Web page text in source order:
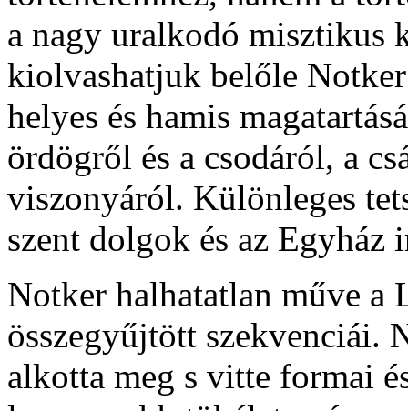
a nagy uralkodó misztikus
kiolvashatjuk belőle
helyes és hamis
ördögről és a csodáról, a
viszonyáról. Különleges
szent dolgok és az Egyház
Notker halhatatlan műve a
összegyűjtött szekvenciái.
alkotta meg s vitte formai